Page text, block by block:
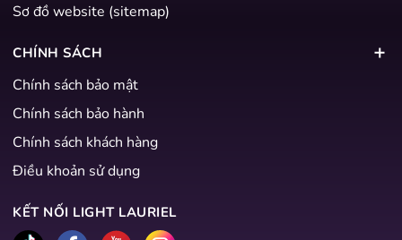
Sơ đồ website (sitemap)
CHÍNH SÁCH
Chính sách bảo mật
Chính sách bảo hành
Chính sách khách hàng
Điều khoản sử dụng
KẾT NỐI LIGHT LAURIEL